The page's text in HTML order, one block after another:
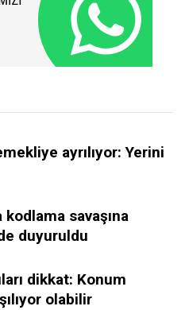
ayrılıyor: Yerini
savaşına
duyuruldu
dikkat: Konum
olabilir